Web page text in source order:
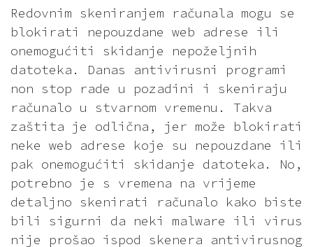
Redovnim skeniranjem računala mogu se
blokirati nepouzdane web adrese ili
onemogućiti skidanje nepoželjnih
datoteka. Danas antivirusni programi
non stop rade u pozadini i skeniraju
računalo u stvarnom vremenu. Takva
zaštita je odlična, jer može blokirati
neke web adrese koje su nepouzdane ili
pak onemogućiti skidanje datoteka. No,
potrebno je s vremena na vrijeme
detaljno skenirati računalo kako biste
bili sigurni da neki malware ili virus
nije prošao ispod skenera antivirusnog